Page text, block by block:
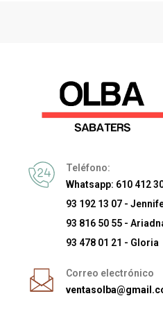
Teléfono:
Whatsapp: 610 412
93 192 13 07 -
93 816 50 55 -
93 478 01 21 - Gloria
Correo electrónico